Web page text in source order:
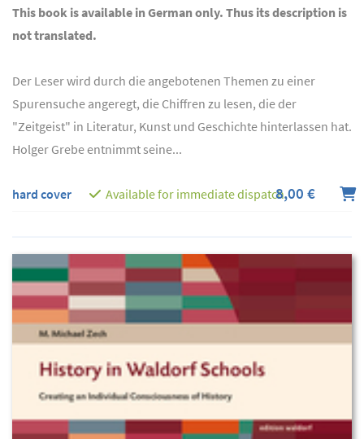
This book is available in German only. Thus its description is
not translated.
Der Leser wird durch die angebotenen Themen zu einer
Spurensuche angeregt, die Chiffren zu lesen, die der
"Zeitgeist" in Literatur, Kunst und Geschichte hinterlassen hat.
Holger Grebe entnimmt seine...
hard cover Available for immediate dispatch8,00 €